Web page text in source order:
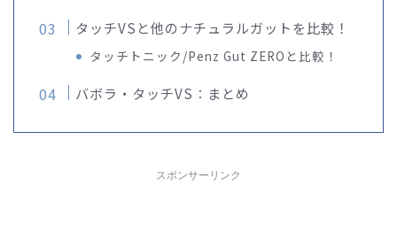
タッチVSと他のナチュラルガットを比較！
タッチトニック/Penz Gut ZEROと比較！
バボラ・タッチVS：まとめ
スポンサーリンク